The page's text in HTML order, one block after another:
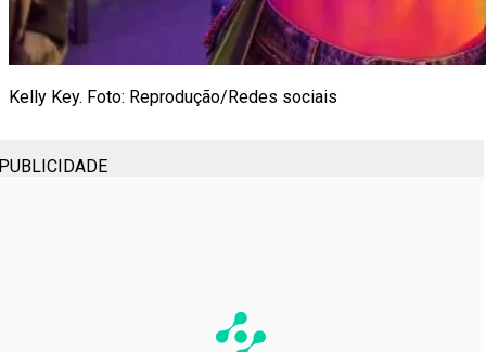
Kelly Key. Foto: Reprodução/Redes sociais